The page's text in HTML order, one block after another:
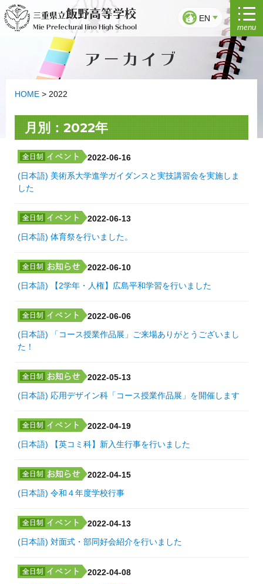
Skip
to
content
三重県立飯野高等学校
Mie Prefectural Iino High School
EN
menu
アーカイブ
HOME > 2022
月別：2022年
2022-06-16
(日本語) 美術系大学進学ガイダンスと実技講習会を実施しま
した
2022-06-13
(日本語) 体育祭を行いました。
2022-06-10
(日本語) 【2学年・人権】広島平和学習を行いました
2022-06-06
(日本語) 「コース授業作品展」ご来場ありがとうございまし
た！
2022-05-13
(日本語) 応用デザイン科「コース授業作品展」を開催します
2022-04-19
(日本語) 【英コミ科】新入生行事を行いました
2022-04-15
(日本語) 令和４年度学校行事
2022-04-13
(日本語) 対面式・部同好会紹介を行いました
2022-04-08